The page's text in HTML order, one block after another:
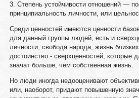
3. Степень устойчивости отношений —
принципиальность личности, или
Среди ценностей имеются ценности
для данный группы людей, есть и
личности, свобода народа, жизнь
достоинство - сверхценностей, которые
значат больше, чем собственная жизнь.
Но люди иногда недооценивают
или, наоборот, придают повышенную